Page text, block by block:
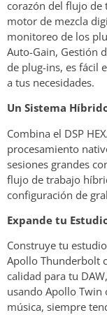
corazón del flujo de
motor de mezcla
monitoreo de los
Auto-Gain, Gestión
de plug-ins, es fácil
a tus necesidades.
Un Sistema
Combina el DSP
procesamiento
sesiones grandes
flujo de trabajo
configuración de
Expande tu
Construye tu
Apollo Thunderbolt
calidad para tu
usando Apollo
música, siempre